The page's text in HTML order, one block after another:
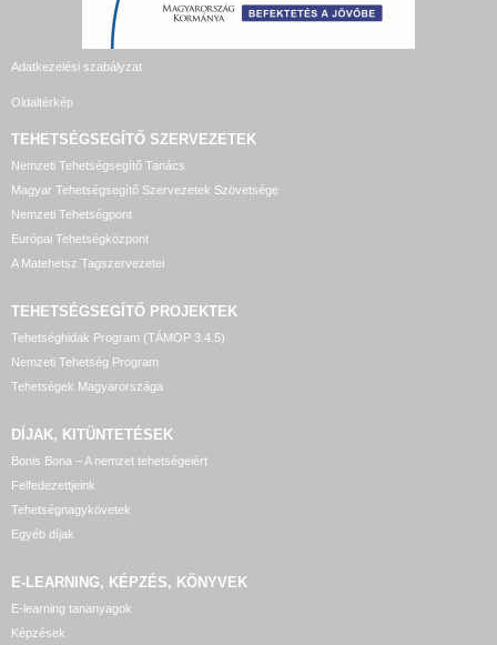
Adatkezelési szabályzat
Oldaltérkép
TEHETSÉGSEGÍTŐ SZERVEZETEK
Nemzeti Tehetségsegítő Tanács
Magyar Tehetségsegítő Szervezetek Szövetsége
Nemzeti Tehetségpont
Európai Tehetségközpont
A Matehetsz Tagszervezetei
TEHETSÉGSEGÍTŐ PROJEKTEK
Tehetséghidak Program (TÁMOP 3.4.5)
Nemzeti Tehetség Program
Tehetségek Magyarországa
DÍJAK, KITÜNTETÉSEK
Bonis Bona – A nemzet tehetségeiért
Felfedezettjeink
Tehetségnagykövetek
Egyéb díjak
E-LEARNING, KÉPZÉS, KÖNYVEK
E-learning tananyagok
Képzések